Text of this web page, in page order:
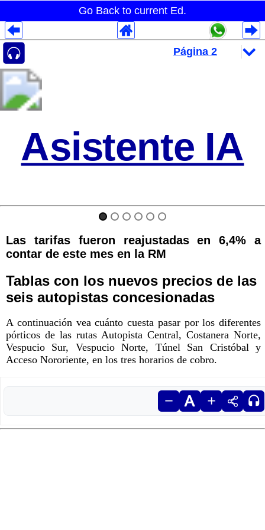
Go Back to current Ed.
Asistente IA
Las tarifas fueron reajustadas en 6,4% a
contar de este mes en la RM
Tablas con los nuevos precios de las
seis autopistas concesionadas
A continuación vea cuánto cuesta pasar por los diferentes
pórticos de las rutas Autopista Central, Costanera Norte,
Vespucio Sur, Vespucio Norte, Túnel San Cristóbal y
Acceso Nororiente, en los tres horarios de cobro.
Despliegues Analytics
Despliegues Totales
Despliegues por Rubros